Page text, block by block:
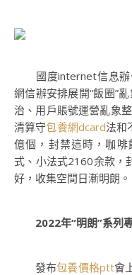
國度internet信息辦
網信辦安排展開“飯圈”
治、用戶賬號運營亂象
清算守包養網dcard法和
億個，封禁這時，咖
式、小法式2160余款，
好，收集空間日漸明朗。
2022年“明朗”系列
發布包養價格ptt會